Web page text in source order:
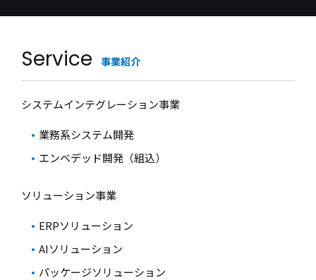
Service 事業紹介
システムインテグレーション事業
業務系システム開発
エンベデッド開発（組込）
ソリューション事業
ERPソリューション
AIソリューション
パッケージソリューション